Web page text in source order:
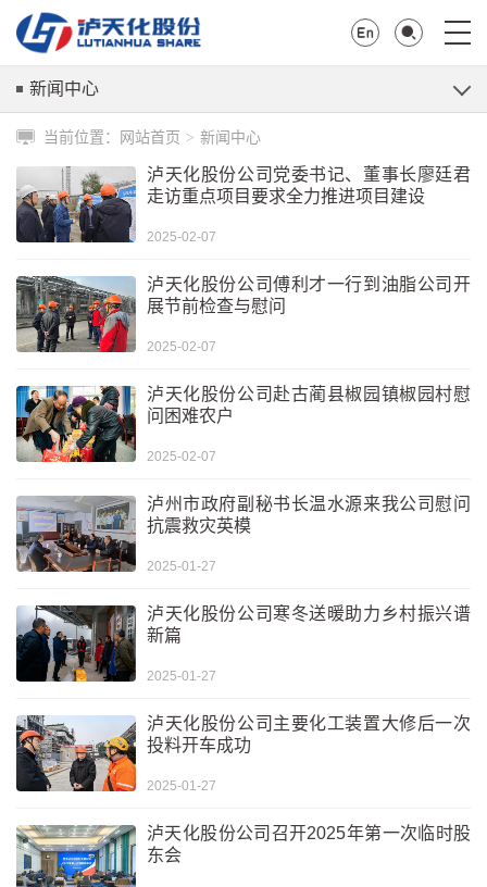
新闻中心
当前位置： 网站首页 > 新闻中心
泸天化股份公司党委书记、董事长廖廷君
走访重点项目要求全力推进项目建设
2025-02-07
泸天化股份公司傅利才一行到油脂公司开
展节前检查与慰问
2025-02-07
泸天化股份公司赴古蔺县椒园镇椒园村慰
问困难农户
2025-02-07
泸州市政府副秘书长温水源来我公司慰问
抗震救灾英模
2025-01-27
泸天化股份公司寒冬送暖助力乡村振兴谱
新篇
2025-01-27
泸天化股份公司主要化工装置大修后一次
投料开车成功
2025-01-27
泸天化股份公司召开2025年第一次临时股
东会